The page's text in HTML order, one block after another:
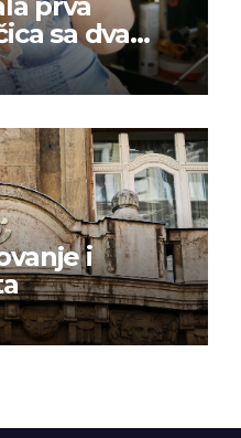
sa dva
mestu u
godini
i